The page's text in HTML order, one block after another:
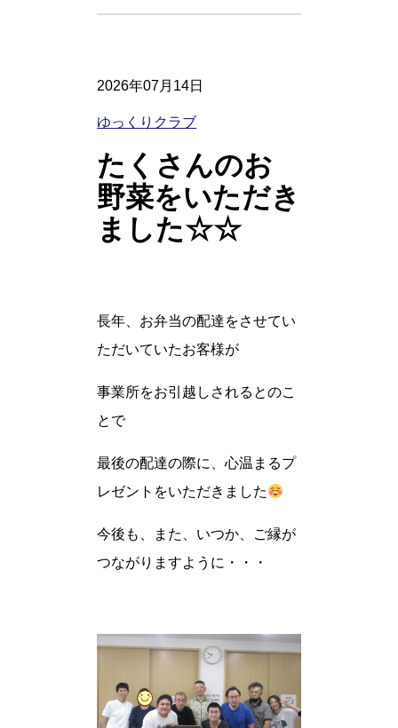
2026年07月14日
ゆっくりクラブ
たくさんのお
野菜をいただき
ました☆☆
長年、お弁当の配達をさせてい
ただいていたお客様が
事業所をお引越しされるとのこ
とで
最後の配達の際に、心温まるプ
レゼントをいただきました
今後も、また、いつか、ご縁が
つながりますように・・・